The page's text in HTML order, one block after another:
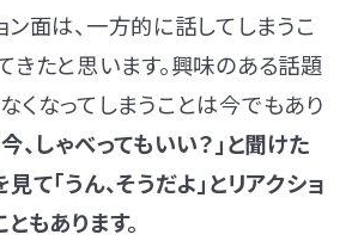
ン面は、一方的に話してしまうこ
きたと思います。興味のある話題
くなってしまうことは今でもあり
、しゃべってもいい？」と聞けた
て「うん、そうだよ」とリアクショ
もあります。